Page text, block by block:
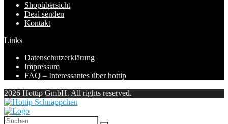
Shopübersicht
Deal senden
Kontakt
Links
Datenschutzerklärung
Impressum
FAQ – Interessantes über hottip
2026 Hottip GmbH. All rights reserved.